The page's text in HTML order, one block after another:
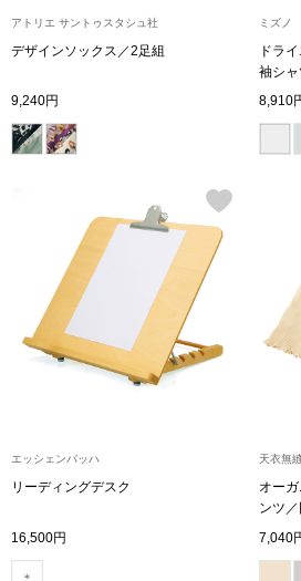
セイコー〉マウリッツハイス美術館公認フ
アトリエ サントゥスタシュ社
デザインソックス／2足組
9,240円
ミズノ
ドラ
袖シ
8,910
エッシェンバッハ
リーディングデスク
16,500円
天衣無
オー
ンツ
7,040